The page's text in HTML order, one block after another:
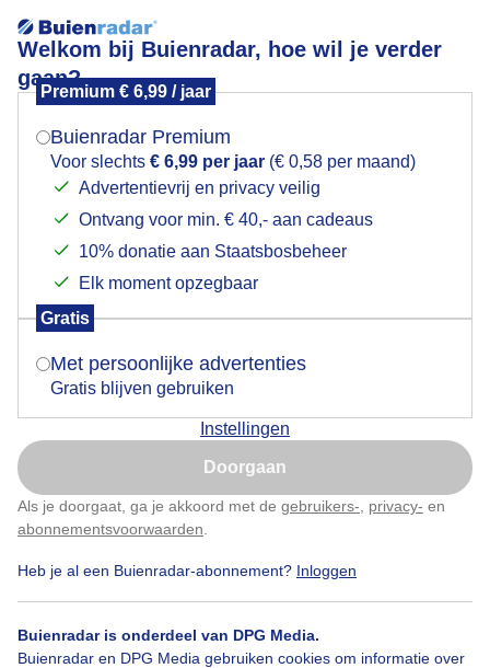
Welkom bij Buienradar, hoe wil je verder
gaan?
Premium € 6,99 / jaar
Buienradar Premium
Voor slechts € 6,99 per jaar (€ 0,58 per maand)
Advertentievrij en privacy veilig
Ontvang voor min. € 40,- aan cadeaus
10% donatie aan Staatsbosbeheer
Elk moment opzegbaar
Gratis
Met persoonlijke advertenties
Gratis blijven gebruiken
Instellingen
Doorgaan
Als je doorgaat, ga je akkoord met de gebruikers- privacy- en
abonnementsvoorwaarden
Heb je al een Buienradar-abonnement? Inloggen
Buienradar is onderdeel van DPG Media.
Buienradar en DPG Media gebruiken cookies om informatie over
Zon verdwijnt
Te mooi om waar te zijn.
Door: Herman Assink Gemaakt: 30-11-2025, 38x bekeken
Mogen we je locatie gebruiken voor het
Indien je hier nog geen akkoord op hebt gegeven,
verschijnt er zo een pop-up uit je browser waarin
Is goed, toon de popup
Nu niet, misschien later
Klik hierom dit aan te passen